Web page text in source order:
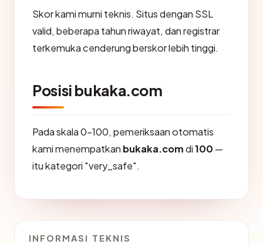
Skor kami murni teknis. Situs dengan SSL
valid, beberapa tahun riwayat, dan registrar
terkemuka cenderung berskor lebih tinggi.
Posisi bukaka.com
Pada skala 0-100, pemeriksaan otomatis
kami menempatkan bukaka.comdi100 —
itu kategori "very_safe".
INFORMASI TEKNIS